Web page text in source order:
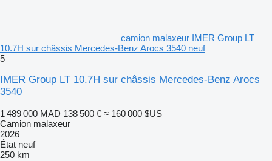
camion malaxeur IMER Group LT
10.7H sur châssis Mercedes-Benz Arocs 3540 neuf
5
IMER Group LT 10.7H sur châssis Mercedes-Benz Arocs
3540
1 489 000 MAD 138 500 € ≈ 160 000 $US
Camion malaxeur
2026
État neuf
250 km